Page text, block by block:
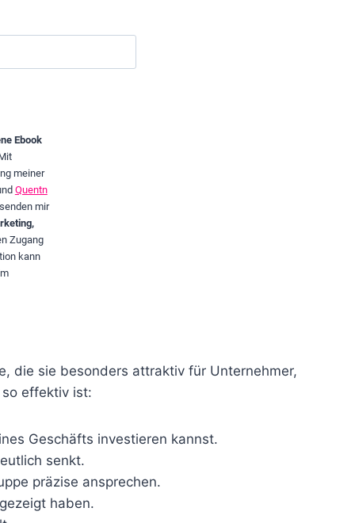
Ebook
meiner
Quentn
mir
Zugang
kann
die sie besonders attraktiv für Unternehmer,
effektiv ist:
Geschäfts investieren kannst.
senkt.
präzise ansprechen.
haben.